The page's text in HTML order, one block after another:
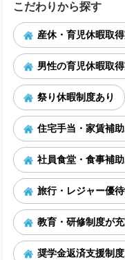
こだわりから探す
産休・育児休暇取
男性の育児休暇取
祭り休暇制度あり
住宅手当・家賃補助
社員食堂・食事補助
旅行・レジャー優
教育・研修制度が
奨学金返済支援制度